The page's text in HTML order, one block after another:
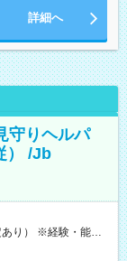
詳細へ
守りヘルパ
） /Jb
り） ※経験・能力を